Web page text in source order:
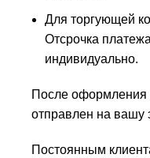
Для торгующей
Отсрочка
индивидуально.
После оформления
отправлен на вашу
Постоянным